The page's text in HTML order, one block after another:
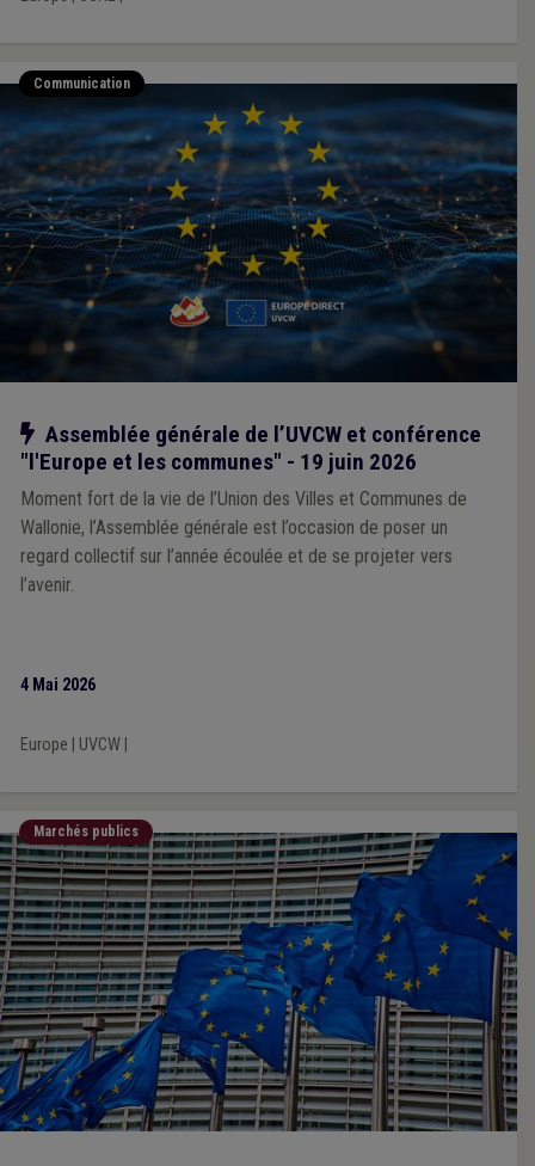
Communication
Notre action
Assemblée générale de l’UVCW et conférence
"l'Europe et les communes" - 19 juin 2026
Moment fort de la vie de l’Union des Villes et Communes de
Wallonie, l’Assemblée générale est l’occasion de poser un
regard collectif sur l’année écoulée et de se projeter vers
l’avenir.
4 Mai 2026
Europe UVCW|
Marchés publics